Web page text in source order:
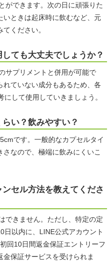
ができます。次の日に頑張りた
いときは起床時に飲むなど、元
ください。
ても大丈夫でしょうか？
サプリメントと併用が可能で
ていない成分もあるため、各
して使用していきましょう。
い？飲みやすい？
です。一般的なカプセルタイ
なので、極端に飲みにくいこ
セル方法を教えてくださ
できません。ただし、特定の定
以内に、LINE公式アカウント
回10日間返金保証エントリーフ
保証サービスを受けられま